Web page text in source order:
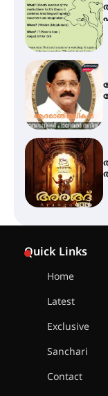
Quick Links
Home
Latest
Exclusive
Sanchari
Contact